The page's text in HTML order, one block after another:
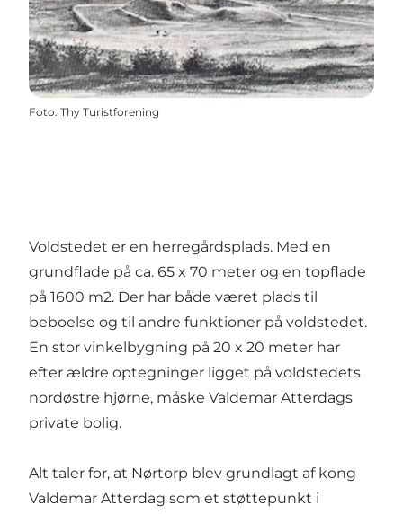
Foto: Thy Turistforening
Voldstedet er en herregårdsplads. Med en
grundflade på ca. 65 x 70 meter og en topflade
på 1600 m2. Der har både været plads til
beboelse og til andre funktioner på voldstedet.
En stor vinkelbygning på 20 x 20 meter har
efter ældre optegninger ligget på voldstedets
nordøstre hjørne, måske Valdemar Atterdags
private bolig.
Alt taler for, at Nørtorp blev grundlagt af kong
Valdemar Atterdag som et støttepunkt i